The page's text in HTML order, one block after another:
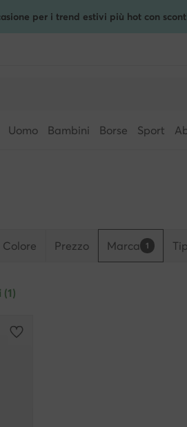
per i trend estivi più hot con
Uomo Bambini Borse Sport
Colore Prezzo Marca 1